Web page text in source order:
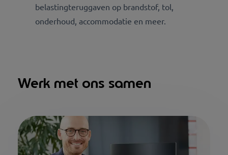
belastingteruggaven op brandstof, tol,
onderhoud, accommodatie en meer.
Werk met ons samen